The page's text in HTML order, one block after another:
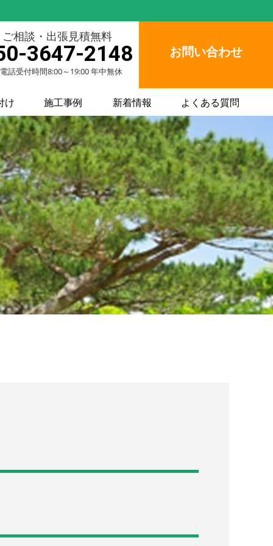
ご相談・出張見積無料
3647-2148
話受付時間8:00～19:00 年中無休
お問い合わせ
け 施工事例 新着情報 よくある質問